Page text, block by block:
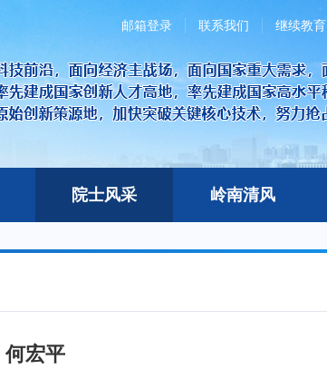
邮箱登录 联系我们 继续教育
院士风采 岭南清风
何宏平